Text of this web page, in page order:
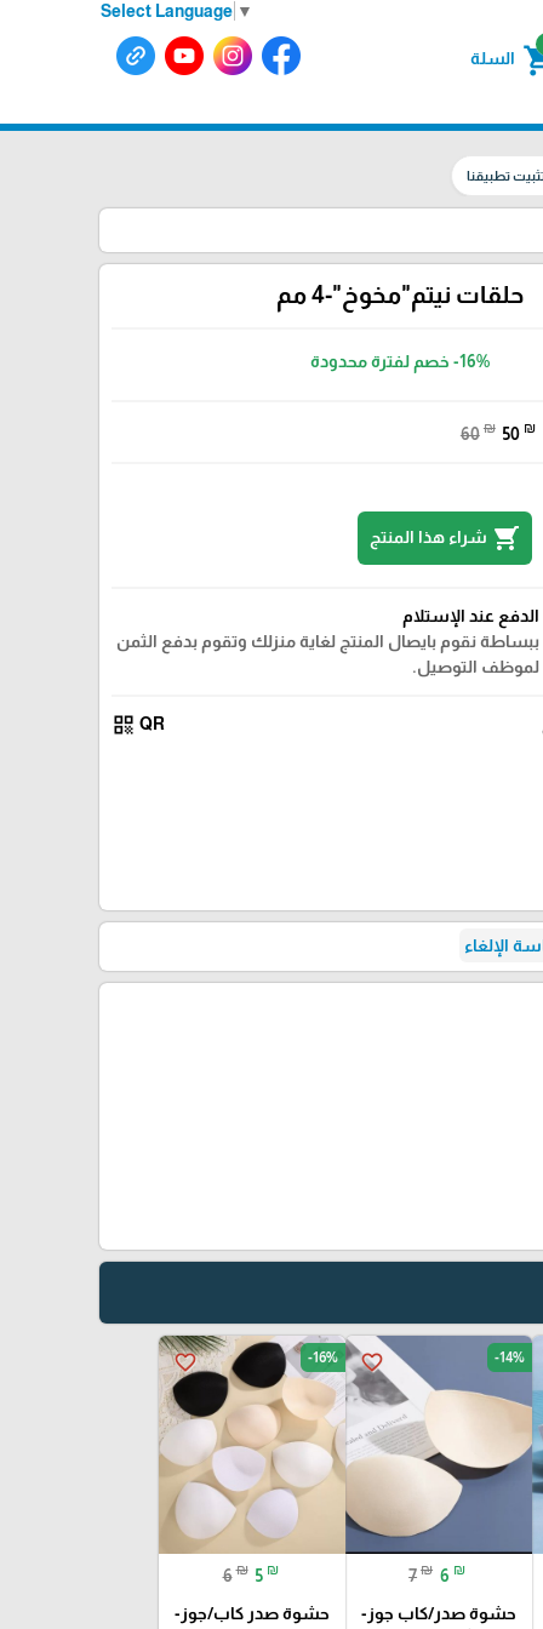
Select Language ▼
السلة
تطبيقنا
حلقات نيتم"مخوخ"-4 مم
-16%خصم لفترة محدودة
60 ₪ 50 ₪
shopping_cart شراء هذا المنتج
الدفع عند الإستلام
ببساطة نقوم بايصال المنتج لغاية منزلك وتقوم بدفع الثمن
لموظف التوصيل.
QR
qr_code
الإلغاء
favorite_border -14%
7 ₪ 6 ₪
حشوة صدر/كاب جوز-
favorite_border -16%
6 ₪ 5 ₪
حشوة صدر كاب/جوز-